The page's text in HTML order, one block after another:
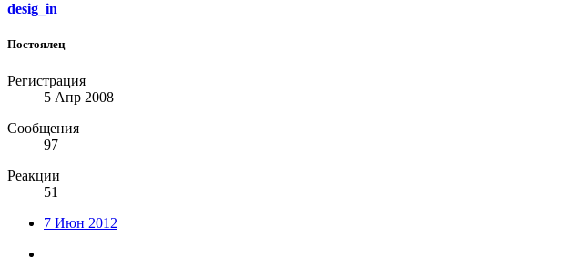
desig_in
Постоялец
Регистрация
5 Апр 2008
Сообщения
97
Реакции
51
7 Июн 2012